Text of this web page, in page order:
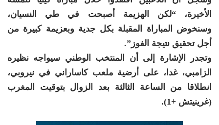
الأخيرة، “لكن الهزيمة أصبحت في طي النسيان،
وسنخوض المباراة المقبلة بكل جدية وبعزيمة كبيرة من
أجل تحقيق نتيجة الفوز”.
وتجدر الإشارة إلى أن المنتخب الوطني سيواجه نظيره
الزامبي، غدا، على أرضية ملعب كاساراني في نيروبي،
انطلاقا من الساعة الثالثة بعد الزوال بتوقيت المغرب
(غرينيتش +1).